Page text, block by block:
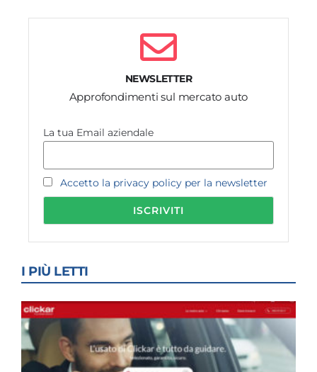
NEWSLETTER
Approfondimenti sul mercato auto
La tua Email aziendale
Accetto la privacy policy per la newsletter
I PIÙ LETTI